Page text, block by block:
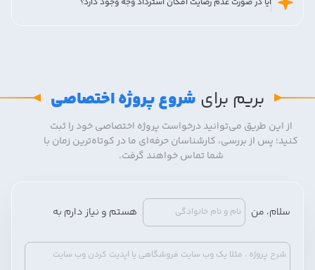
بریم برای شروع پروژه اختصاصی
از این طریق می‌توانید درخواست پروژه اختصاصی خود را ثبت
کنید؛ پس از بررسی، کارشناسان حرفه‌ای ما در کوتاه‌ترین زمان با
شما تماس خواهند گرفت.
سلام، من هستم و نیاز دارم به